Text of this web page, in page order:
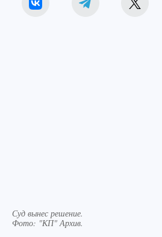
Суд вынес решение.
Фото: "КП" Архив.